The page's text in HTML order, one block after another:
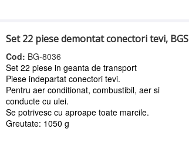
Set 22 piese demontat conectori tevi, BGS
Cod: BG-8036
Set 22 piese in geanta de transport
Piese indepartat conectori tevi.
Pentru aer conditionat, combustibil, aer si
conducte cu ulei.
Se potrivesc cu aproape toate marcile.
Greutate: 1050 g